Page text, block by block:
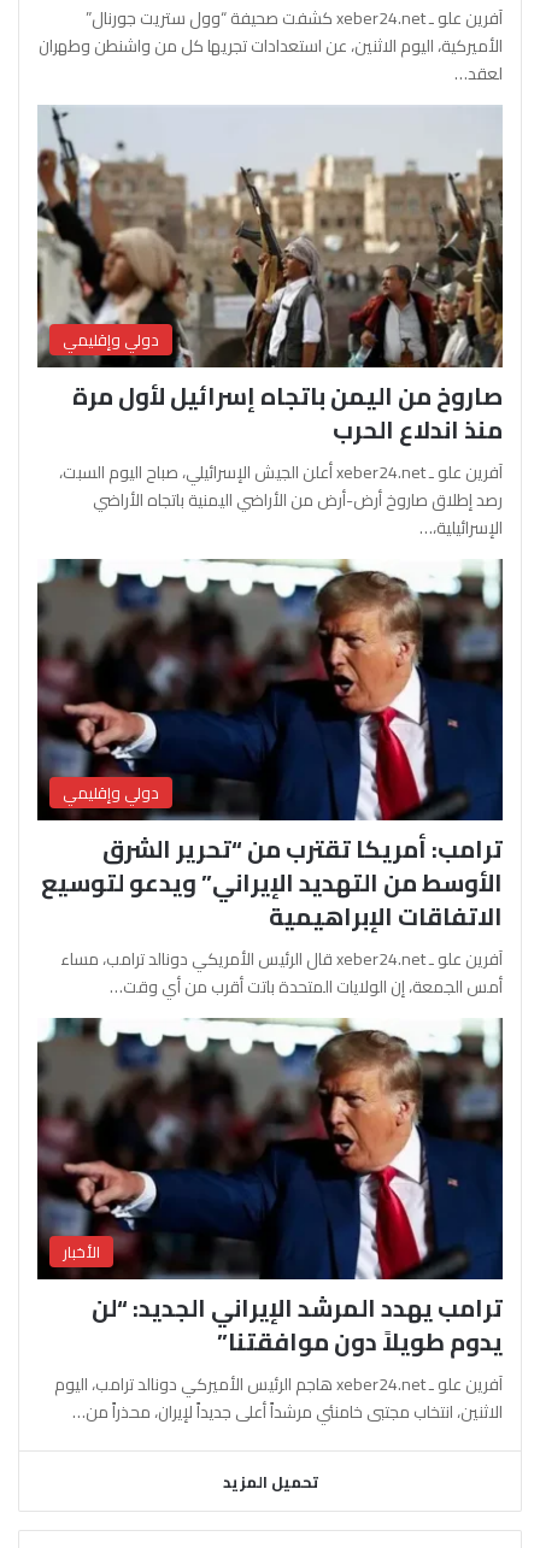
آفرين علو ـ xeber24.net كشفت صحيفة “وول ستريت جورنال”
الأميركية، اليوم الاثنين، عن استعدادات تجريها كل من واشنطن وطهران
لعقد…
دولي وإقليمي
صاروخ من اليمن باتجاه إسرائيل لأول مرة
منذ اندلاع الحرب
آفرين علو ـ xeber24.net أعلن الجيش الإسرائيلي، صباح اليوم السبت،
رصد إطلاق صاروخ أرض-أرض من الأراضي اليمنية باتجاه الأراضي
الإسرائيلية،…
دولي وإقليمي
ترامب: أمريكا تقترب من “تحرير الشرق
الأوسط من التهديد الإيراني” ويدعو لتوسيع
الاتفاقات الإبراهيمية
آفرين علو ـ xeber24.net قال الرئيس الأمريكي دونالد ترامب، مساء
أمس الجمعة، إن الولايات المتحدة باتت أقرب من أي وقت…
الأخبار
ترامب يهدد المرشد الإيراني الجديد: “لن
يدوم طويلاً دون موافقتنا”
آفرين علو ـ xeber24.net هاجم الرئيس الأميركي دونالد ترامب، اليوم
الاثنين، انتخاب مجتبى خامنئي مرشداً أعلى جديداً لإيران، محذراً من…
تحميل المزيد